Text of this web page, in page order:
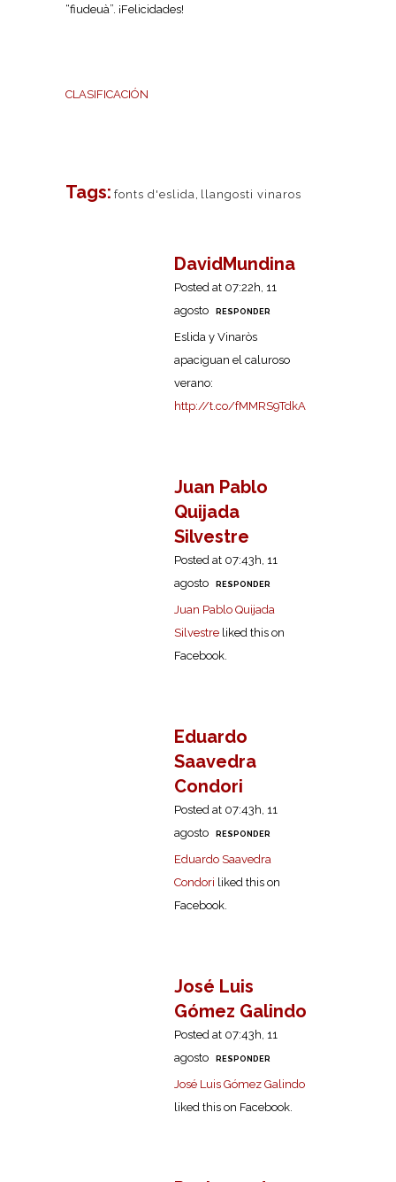
“fiudeuà”. ¡Felicidades!
CLASIFICACIÓN
Tags: fonts d'eslida, llangosti vinaros
DavidMundina
Posted at 07:22h, 11
agosto
RESPONDER
Eslida y Vinaròs
apaciguan el caluroso
verano:
http://t.co/fMMRS9TdkA
Juan Pablo
Quijada
Silvestre
Posted at 07:43h, 11
agosto
RESPONDER
Juan Pablo Quijada
Silvestre liked this on
Facebook.
Eduardo
Saavedra
Condori
Posted at 07:43h, 11
agosto
RESPONDER
Eduardo Saavedra
Condori liked this on
Facebook.
José Luis
Gómez Galindo
Posted at 07:43h, 11
agosto
RESPONDER
José Luis Gómez Galindo
liked this on Facebook.